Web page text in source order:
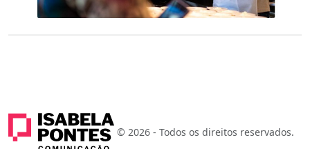
© 2026 - Todos os direitos reservados.